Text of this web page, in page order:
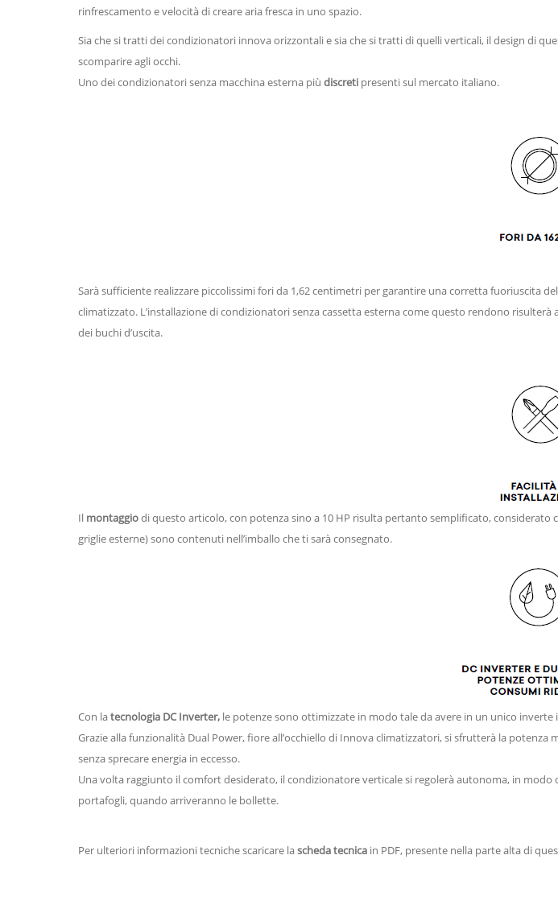
rinfrescamento e velocità di creare aria fresca in uno spazio.
Sia che si tratti dei condizionatori innova orizzontali e sia che si tratti di quelli verticali, il design di
scomparire agli occhi.
Uno dei condizionatori senza macchina esterna più discreti presenti sul mercato italiano.
Sarà sufficiente realizzare piccolissimi fori da 1,62 centimetri per garantire una corretta fuoriuscita
climatizzato. L’installazione di condizionatori senza cassetta esterna come questo rendono
dei buchi d’uscita.
Il montaggiodi questo articolo, con potenza sino a 10 HP risulta pertanto semplificato,
griglie esterne) sono contenuti nell’imballo che ti sarà consegnato.
Con latecnologia DC Inverter, le potenze sono ottimizzate in modo tale da avere in un unico
Grazie alla funzionalità Dual Power, fiore all’occhiello di Innova climatizzatori, si sfrutterà la
senza sprecare energia in eccesso.
Una volta raggiunto il comfort desiderato, il condizionatore verticale si regolerà autonoma, in modo
portafogli, quando arriveranno le bollette.
Per ulteriori informazioni tecniche scaricare lascheda tecnica in PDF, presente nella parte alta di